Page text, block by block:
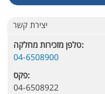
יצירת קשר
טלפן מזכירות מחלקה:
04-6508900
פקס:
04-6508922